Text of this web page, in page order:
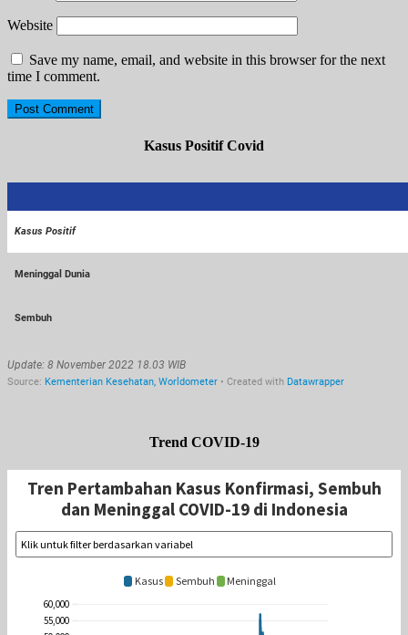
Website
Save my name, email, and website in this browser for the next
time I comment.
Kasus Positif Covid
Trend COVID-19